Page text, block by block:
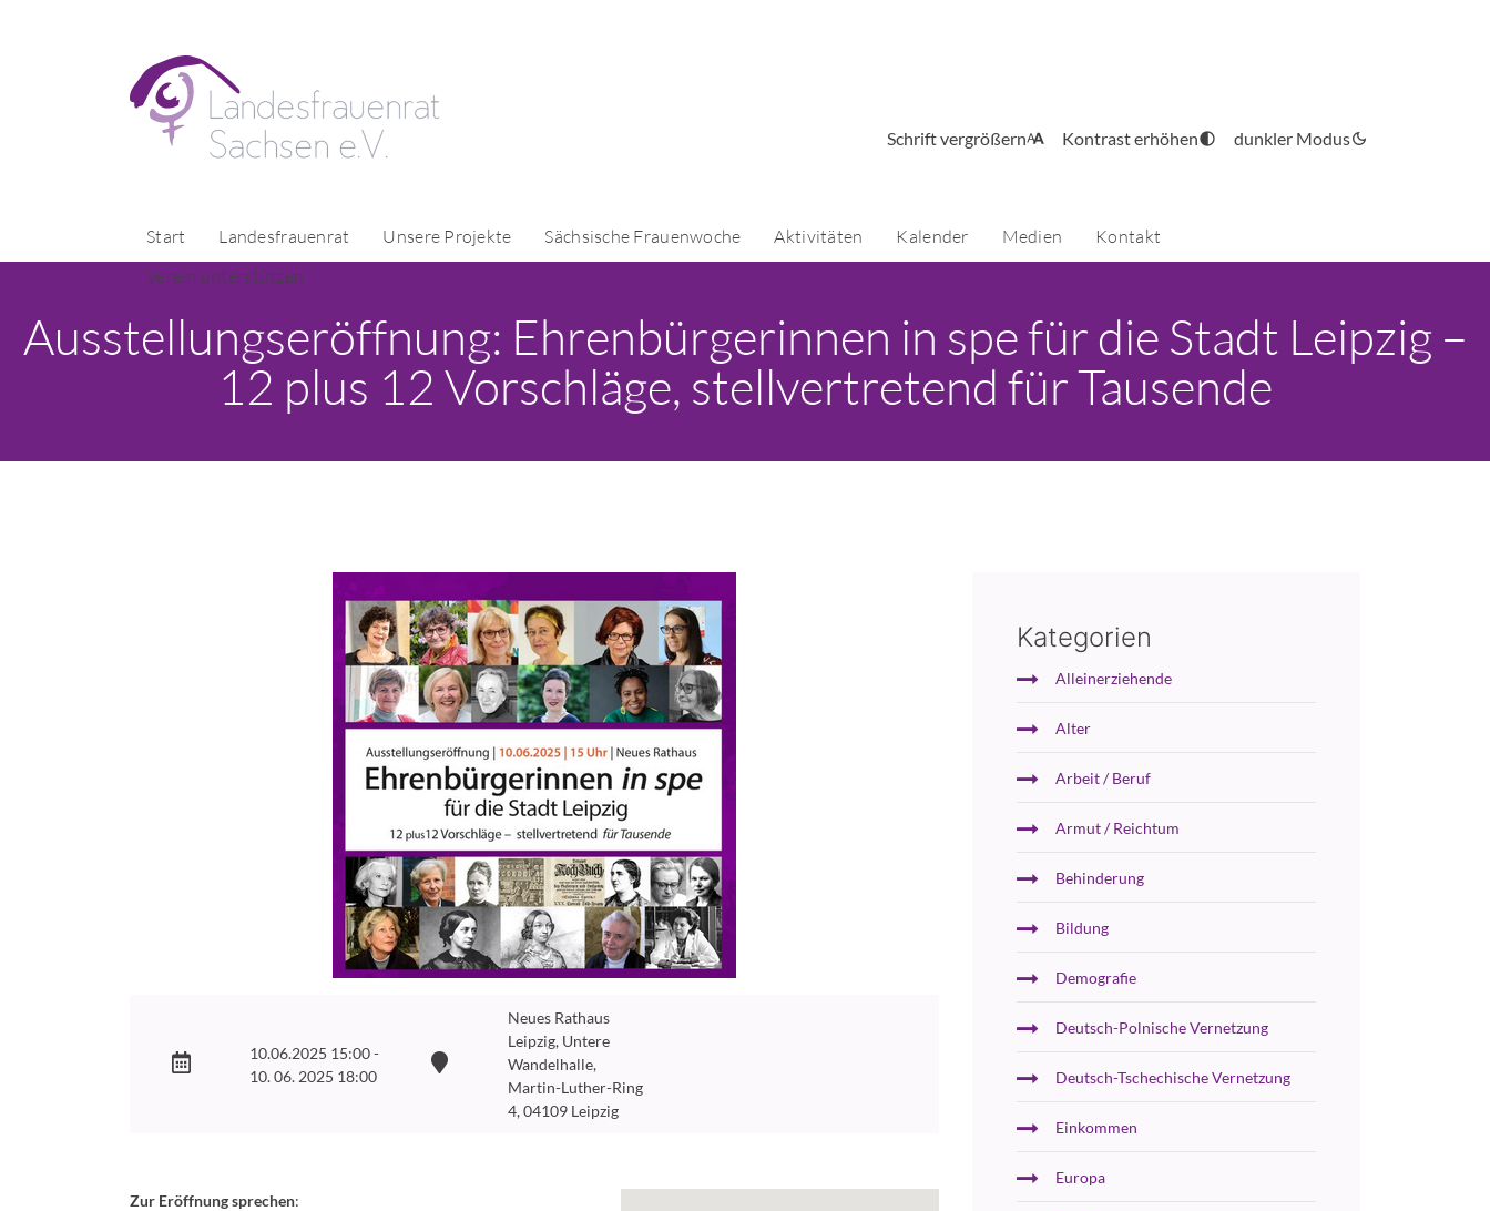
Schrift vergrößern Kontrast erhöhen dunkler Modus
Start Landesfrauenrat Unsere Projekte Sächsische Frauenwoche Aktivitäten Kalender Medien
Kontakt
Verein unterstützen
Ausstellungseröffnung: Ehrenbürgerinnen in spe für die Stadt Leipzig –
12 plus 12 Vorschläge, stellvertretend für Tausende
10.06.2025 15:00 -
10. 06. 2025 18:00
Neues Rathaus
Leipzig, Untere
Wandelhalle,
Martin-Luther-Ring
4, 04109 Leipzig
Zur Eröffnung sprechen:
Kategorien
Alleinerziehende
Alter
Arbeit / Beruf
Armut / Reichtum
Behinderung
Bildung
Demografie
Deutsch-Polnische Vernetzung
Deutsch-Tschechische Vernetzung
Einkommen
Europa